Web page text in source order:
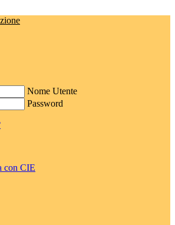
Nome Utente
Password
con CIE